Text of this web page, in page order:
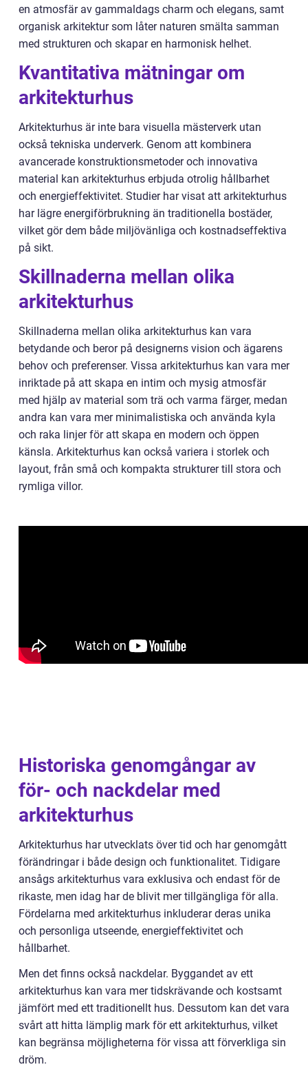
en atmosfär av gammaldags charm och elegans, samt
organisk arkitektur som låter naturen smälta samman
med strukturen och skapar en harmonisk helhet.
Kvantitativa mätningar om
arkitekturhus
Arkitekturhus är inte bara visuella mästerverk utan
också tekniska underverk. Genom att kombinera
avancerade konstruktionsmetoder och innovativa
material kan arkitekturhus erbjuda otrolig hållbarhet
och energieffektivitet. Studier har visat att arkitekturhus
har lägre energiförbrukning än traditionella bostäder,
vilket gör dem både miljövänliga och kostnadseffektiva
på sikt.
Skillnaderna mellan olika
arkitekturhus
Skillnaderna mellan olika arkitekturhus kan vara
betydande och beror på designerns vision och ägarens
behov och preferenser. Vissa arkitekturhus kan vara mer
inriktade på att skapa en intim och mysig atmosfär
med hjälp av material som trä och varma färger, medan
andra kan vara mer minimalistiska och använda kyla
och raka linjer för att skapa en modern och öppen
känsla. Arkitekturhus kan också variera i storlek och
layout, från små och kompakta strukturer till stora och
rymliga villor.
Historiska genomgångar av
för- och nackdelar med
arkitekturhus
Arkitekturhus har utvecklats över tid och har genomgått
förändringar i både design och funktionalitet. Tidigare
ansågs arkitekturhus vara exklusiva och endast för de
rikaste, men idag har de blivit mer tillgängliga för alla.
Fördelarna med arkitekturhus inkluderar deras unika
och personliga utseende, energieffektivitet och
hållbarhet.
Men det finns också nackdelar. Byggandet av ett
arkitekturhus kan vara mer tidskrävande och kostsamt
jämfört med ett traditionellt hus. Dessutom kan det vara
svårt att hitta lämplig mark för ett arkitekturhus, vilket
kan begränsa möjligheterna för vissa att förverkliga sin
dröm.